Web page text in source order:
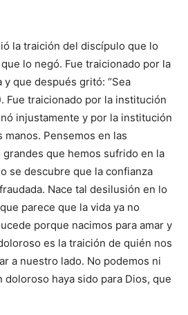
la traición del discípulo que lo
lo negó. Fue traicionado por la
y que después gritó: “Sea
Fue traicionado por la institución
injustamente y por la institución
manos. Pensemos en las
que hemos sufrido en la
se descubre que la confianza
Nace tal desilusión en lo
parece que la vida ya no
porque nacimos para amar y
es la traición de quién nos
a nuestro lado. No podemos ni
doloroso haya sido para Dios, que